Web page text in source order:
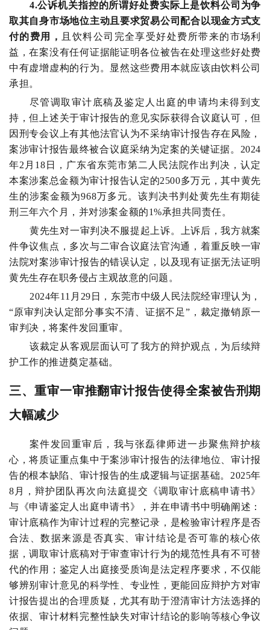
4.公诉机关指控的所谓好处费实际上是饮料公司为争
取其自身市场地位主动且要求贸易公司配合以现金方式支
付的费用，
且饮料公司完全享受好处费所带来的市场利
益，在案没有任何证据能证明各位被告在处理这些好处费
中有虚增虚构的行为。显然这些费用本就应该由饮料公司
承担。
尽管调取审计底稿及鉴定人出庭的申请均未得到支
持，但上述关于审计报告的意见实际获得合议庭认可，但
因刑专会议上有其他法官认为不采纳审计报告存在风险，
案涉审计报告最终被合议庭采纳为定案的关键证据。2024
年2月18日，广东省东莞市第二人民法院作出判决，认定
本案涉案总金额为审计报告认定的2500多万元，其中黄先
生的涉案金额为968万多元。该判决书判处黄先生有期徒
刑三年六个月，并对涉案金额的1%承担共同责任。
黄先生对一审判决不服提起上诉。上诉后，我方就案
件争议焦点，多次与二审合议庭法官沟通，着重反映一审
法院对案涉审计报告的错误认定，以及现有证据无法证明
黄先生存在职务侵占主观故意的问题。
2024年11月29日，东莞市中级人民法院经审理认为，
“原审判决认定部分事实不清、证据不足”，裁定撤销原一
审判决，将案件发回重审。
该裁定从客观层面认可了我方的辩护观点，为后续辩
护工作的推进奠定基础。
三、重审一审推翻审计报告使得全案被告刑期
大幅减少
案件发回重审后，我与张磊律师进一步聚焦辩护核
心，将质证重点集中于案涉审计报告的法律地位、审计报
告的根本缺陷、审计报告的生成逻辑与证据基础。2025年
8月，辩护团队再次向法庭提交《调取审计底稿申请书》
与《申请鉴定人出庭申请书》，并在申请书中明确阐述：
审计底稿作为审计过程的完整记录，是检验审计程序是否
合法、数据来源是否真实、审计结论是否可靠的核心依
据，调取审计底稿对于审查审计行为的规范性具有不可替
代的作用；鉴定人出庭接受质询是法定程序要求，不仅能
够辨别审计意见的科学性、专业性，更能回应辩护方对审
计报告提出的合理质疑，尤其有助于澄清审计方法选择的
依据、审计材料完整性缺失对审计结论的影响等核心争议